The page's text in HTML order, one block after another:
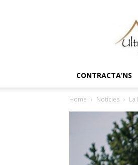
CONTRACTA’NS
Home Notícies La